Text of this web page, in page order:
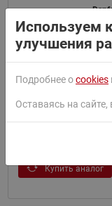
Купить аналог
Купить аналог
Используем
улучшения
Подробнее оcookies
Оставаясь на